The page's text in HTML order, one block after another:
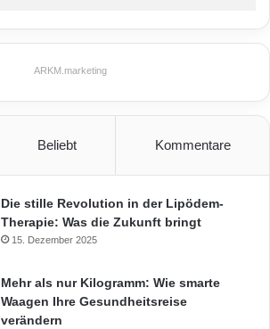
ARKM.marketing
Beliebt Kommentare
Die stille Revolution in der Lipödem-
Therapie: Was die Zukunft bringt
15. Dezember 2025
Mehr als nur Kilogramm: Wie smarte
Waagen Ihre Gesundheitsreise
verändern